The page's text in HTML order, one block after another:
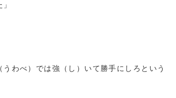
わべ）では強（し）いて勝手にしろという